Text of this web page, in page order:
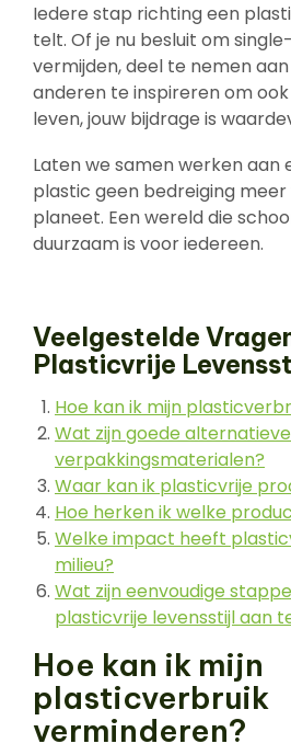
Iedere stap richting een
telt. Of je nu besluit om
vermijden, deel te nemen
anderen te inspireren om
leven, jouw bijdrage is
Laten we samen werken aan
plastic geen bedreiging
planeet. Een wereld die
duurzaam is voor iedereen.
Veelgestelde
Plasticvrije
Hoe kan ik mijn
Wat zijn goede
verpakkingsmaterialen?
Waar kan ik plasticvrije
Hoe herken ik welke
Welke impact heeft
milieu?
Wat zijn eenvoudige
plasticvrije levensstijl aan
Hoe kan ik mijn
plasticverbruik
verminderen?